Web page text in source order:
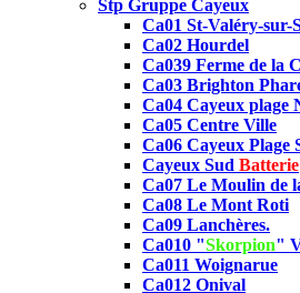
Stp Gruppe Cayeux
Ca01 St-Valéry-sur-
Ca02 Hourdel
Ca039 Ferme de la
Ca03 Brighton
Ca04 Cayeux plage
Ca05 Centre Ville
Ca06 Cayeux Plage
Cayeux Sud Batterie
Ca07 Le Moulin de
Ca08 Le Mont Roti
Ca09 Lanchères.
Ca010 "Skorpion"
Ca011 Woignarue
Ca012 Onival